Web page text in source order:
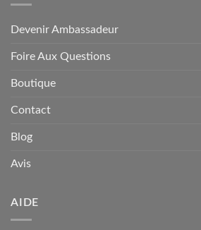
Devenir Ambassadeur
Foire Aux Questions
Boutique
Contact
Blog
Avis
AIDE